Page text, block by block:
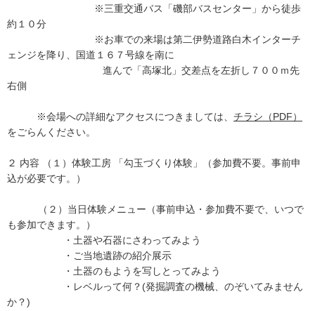
※三重交通バス「磯部バスセンター」から徒歩
約１０分
※お車での来場は第二伊勢道路白木インターチ
ェンジを降り、国道１６７号線を南に
進んで「高塚北」交差点を左折し７００ｍ先
右側
※会場への詳細なアクセスにつきましては、 チラシ（PDF）
をごらんください。
２ 内容 （１）体験工房 「勾玉づくり体験」（参加費不要。事前申
込が必要です。）
（２）当日体験メニュー（事前申込・参加費不要で、いつで
も参加できます。）
・土器や石器にさわってみよう
・ご当地遺跡の紹介展示
・土器のもようを写しとってみよう
・レベルって何？(発掘調査の機械、のぞいてみません
か？)